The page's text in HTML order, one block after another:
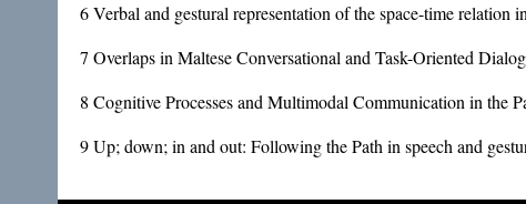
6Verbal and gestural representation of the space-time relation
7 Overlaps in Maltese Conversational and Task-Oriented
8 Cognitive Processes and Multimodal Communication in the
9Up; down; in and out: Following the Path in speech and